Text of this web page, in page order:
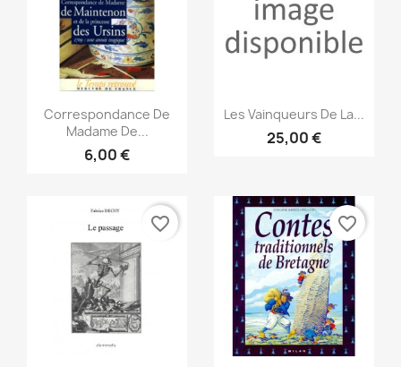
Aperçu rapide
Correspondance De
Madame De...
6,00 €
Aperçu rapide
Les Vainqueurs De La...
25,00 €
favorite_border favorite_border